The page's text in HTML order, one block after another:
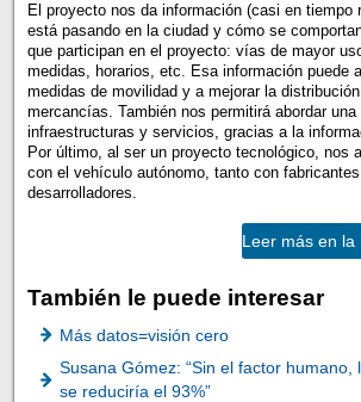
El proyecto nos da información (casi en tiempo
está pasando en la ciudad y cómo se
que participan en el proyecto: vías de mayor
medidas, horarios, etc. Esa información puede
medidas de movilidad y a mejorar la
mercancías. También nos permitirá abordar una
infraestructuras y servicios, gracias a la
Por último, al ser un proyecto tecnológico, nos
con el vehículo autónomo, tanto con
desarrolladores.
Leer más en la
También le puede interesar
Más datos=visión cero
Susana Gómez: “Sin el factor humano,
se reduciría el 93%”